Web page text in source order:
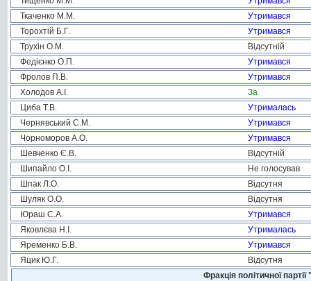
Ткаченко М.М.
Утримався
Торохтій Б.Г.
Утримався
Трухін О.М.
Відсутній
Федієнко О.П.
Утримався
Фролов П.В.
Утримався
Холодов А.І.
За
Циба Т.В.
Утрималась
Чернявський С.М.
Утримався
Чорноморов А.О.
Утримався
Шевченко Є.В.
Відсутній
Шипайло О.І.
Не голосував
Шпак Л.О.
Відсутня
Шуляк О.О.
Відсутня
Юраш С.А.
Утримався
Яковлєва Н.І.
Утрималась
Яременко Б.В.
Утримався
Яцик Ю.Г.
Відсутня
Фракція політичної